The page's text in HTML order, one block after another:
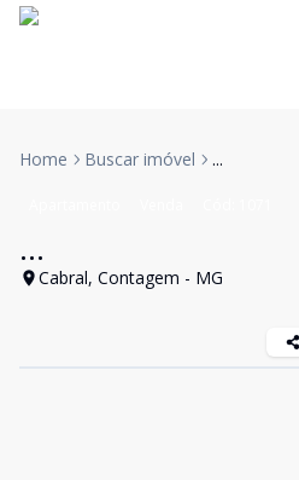
Home Buscar imóvel ...
...
Cabral, Contagem - MG